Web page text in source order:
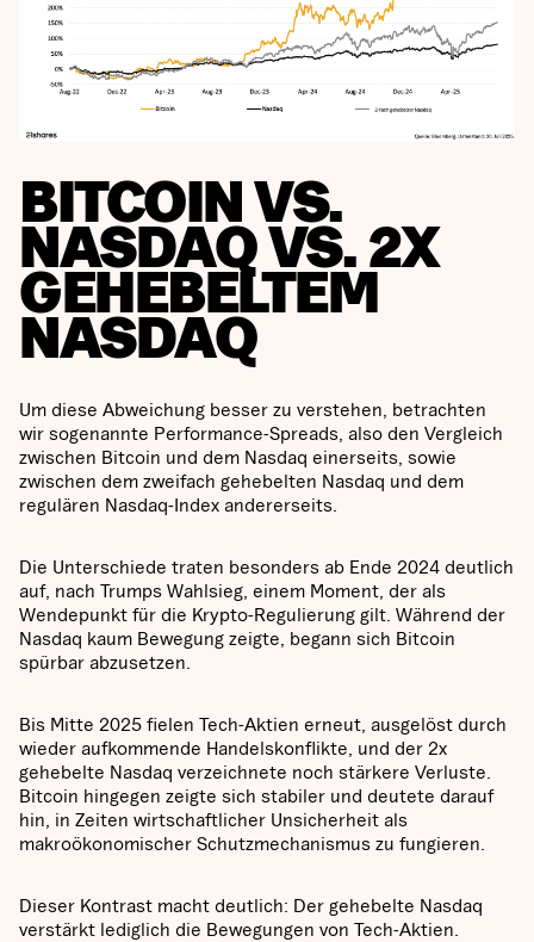
BITCOIN VS.
NASDAQ VS. 2X
GEHEBELTEM
NASDAQ
Um diese Abweichung besser zu verstehen, betrachten
wir sogenannte Performance-Spreads, also den Vergleich
zwischen Bitcoin und dem Nasdaq einerseits, sowie
zwischen dem zweifach gehebelten Nasdaq und dem
regulären Nasdaq-Index andererseits.
Die Unterschiede traten besonders ab Ende 2024 deutlich
auf, nach Trumps Wahlsieg, einem Moment, der als
Wendepunkt für die Krypto-Regulierung gilt. Während der
Nasdaq kaum Bewegung zeigte, begann sich Bitcoin
spürbar abzusetzen.
Bis Mitte 2025 fielen Tech-Aktien erneut, ausgelöst durch
wieder aufkommende Handelskonflikte, und der 2x
gehebelte Nasdaq verzeichnete noch stärkere Verluste.
Bitcoin hingegen zeigte sich stabiler und deutete darauf
hin, in Zeiten wirtschaftlicher Unsicherheit als
makroökonomischer Schutzmechanismus zu fungieren.
Dieser Kontrast macht deutlich: Der gehebelte Nasdaq
verstärkt lediglich die Bewegungen von Tech-Aktien.